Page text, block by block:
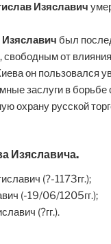
Изяславич
был
свободным от
он пользовался
заслуги в борьбе
охрану русской
Изяславича.
(?-1173гг.);
(-19/06/1205гг.);
(?гг.).